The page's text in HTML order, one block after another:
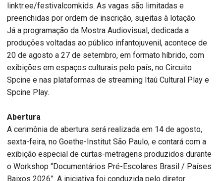
linktr.ee/festivalcomkids. As vagas são limitadas e
preenchidas por ordem de inscrição, sujeitas à lotação.
Já a programação da Mostra Audiovisual, dedicada a
produções voltadas ao público infantojuvenil, acontece de
20 de agosto a 27 de setembro, em formato híbrido, com
exibições em espaços culturais pelo país, no Circuito
Spcine e nas plataformas de streaming Itaú Cultural Play e
Spcine Play.
Abertura
A cerimônia de abertura será realizada em 14 de agosto,
sexta-feira, no Goethe-Institut São Paulo, e contará com a
exibição especial de curtas-metragens produzidos durante
o Workshop “Documentários Pré-Escolares Brasil / Países
Baixos 2026”. A iniciativa foi conduzida pelo diretor